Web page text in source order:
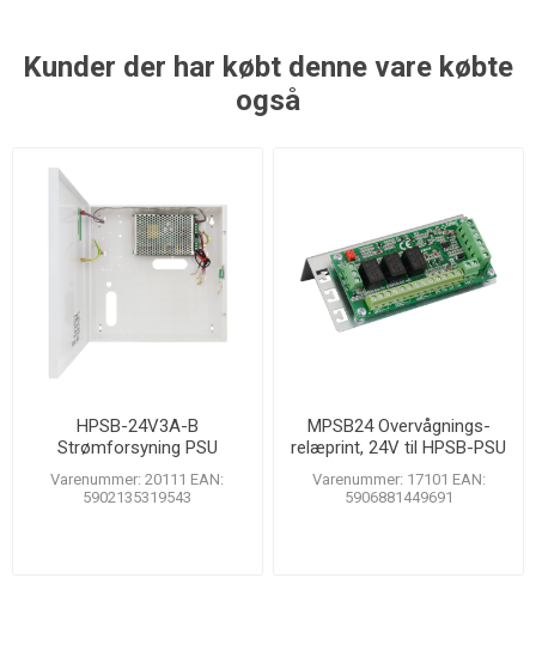
Kunder der har købt denne vare købte
også
HPSB-24V3A-B
Strømforsyning PSU
27,6V/3A/2×7Ah buffer
Varenummer: 20111 EAN:
5902135319543
MPSB24 Overvågnings-
relæprint, 24V til HPSB-PSU
serien
Varenummer: 17101 EAN:
5906881449691